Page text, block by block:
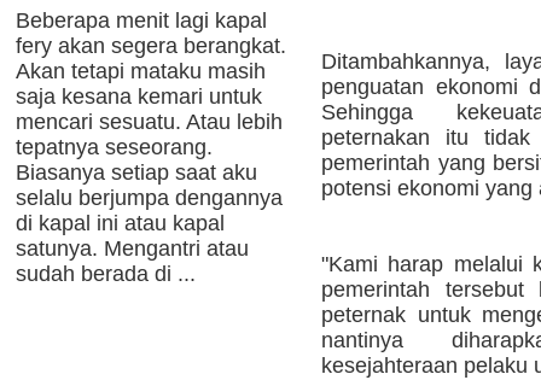
Beberapa menit lagi kapal
fery akan segera berangkat.
Akan tetapi mataku masih
saja kesana kemari untuk
mencari sesuatu. Atau lebih
tepatnya seseorang.
Biasanya setiap saat aku
selalu berjumpa dengannya
di kapal ini atau kapal
satunya. Mengantri atau
sudah berada di ...
Ditambahkannya,
penguatan ekonomi
Sehingga
peternakan itu
pemerintah yang
potensi ekonomi
"Kami harap melalui
pemerintah
peternak untuk
nantinya
kesejahteraan pelaku